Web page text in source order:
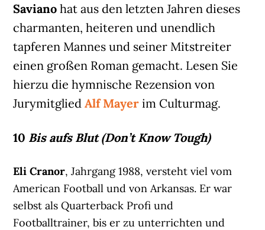
Saviano hat aus den letzten Jahren dieses
charmanten, heiteren und unendlich
tapferen Mannes und seiner Mitstreiter
einen großen Roman gemacht. Lesen Sie
hierzu die hymnische Rezension von
JurymitgliedAlf Mayer im Culturmag.
10 Bis aufs Blut (Don’t Know Tough)
Eli Cranor, Jahrgang 1988, versteht viel vom
American Football und von Arkansas. Er war
selbst als Quarterback Profi und
Footballtrainer, bis er zu unterrichten und